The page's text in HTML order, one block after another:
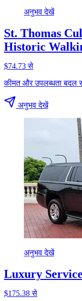
अनुभव देखें
St. Thomas
Historic
$74.73 से
कीमत और उपलब्धता बदल
अनुभव देखें
अनुभव देखें
Luxury
$175.38 से